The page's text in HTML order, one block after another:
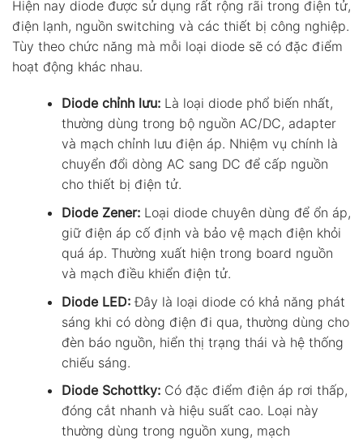
Hiện nay diode được sử dụng rất rộng rãi trong điện tử,
điện lạnh, nguồn switching và các thiết bị công nghiệp.
Tùy theo chức năng mà mỗi loại diode sẽ có đặc điểm
hoạt động khác nhau.
Diode chỉnh lưu:Là loại diode phổ biến nhất,
thường dùng trong bộ nguồn AC/DC, adapter
và mạch chỉnh lưu điện áp. Nhiệm vụ chính là
chuyển đổi dòng AC sang DC để cấp nguồn
cho thiết bị điện tử.
Diode Zener:Loại diode chuyên dùng để ổn áp,
giữ điện áp cố định và bảo vệ mạch điện khỏi
quá áp. Thường xuất hiện trong board nguồn
và mạch điều khiển điện tử.
Diode LED:Đây là loại diode có khả năng phát
sáng khi có dòng điện đi qua, thường dùng cho
đèn báo nguồn, hiển thị trạng thái và hệ thống
chiếu sáng.
Diode Schottky:Có đặc điểm điện áp rơi thấp,
đóng cắt nhanh và hiệu suất cao. Loại này
thường dùng trong nguồn xung, mạch